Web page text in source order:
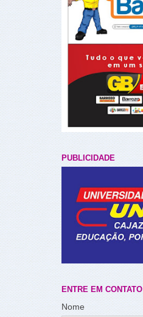
PUBLICIDADE
ENTRE EM CONTATO
Nome